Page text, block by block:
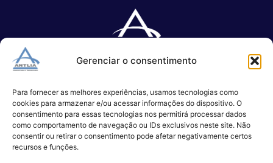
Gerenciar o consentimento
Para fornecer as melhores experiências, usamos tecnologias como
cookies para armazenar e/ou acessar informações do dispositivo. O
consentimento para essas tecnologias nos permitirá processar dados
como comportamento de navegação ou IDs exclusivos neste site. Não
consentir ou retirar o consentimento pode afetar negativamente certos
recursos e funções.
TI.
(11) 3017-0999